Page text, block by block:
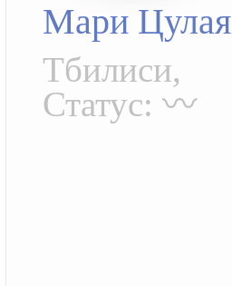
Мари Цулая
Тбилиси,
Статус: 〰